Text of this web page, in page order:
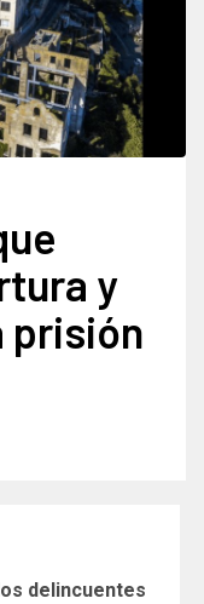
y
prisión
delincuentes